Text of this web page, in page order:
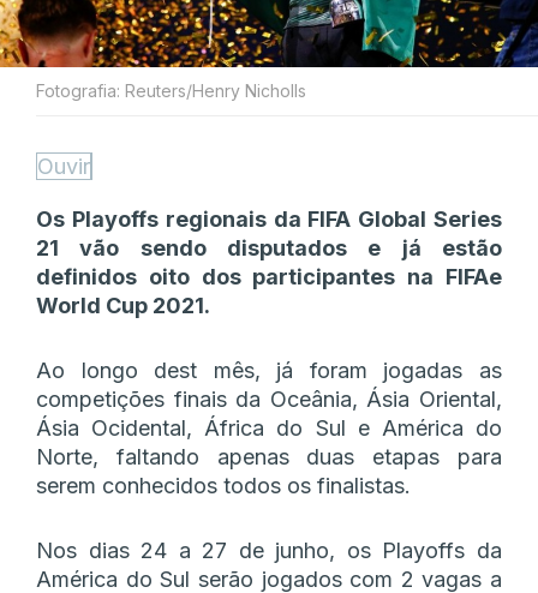
Fotografia: Reuters/Henry Nicholls
Ouvir
Os Playoffs regionais da FIFA Global Series
21 vão sendo disputados e já estão
definidos oito dos participantes na FIFAe
World Cup 2021.
Ao longo dest mês, já foram jogadas as
competições finais da Oceânia, Ásia Oriental,
Ásia Ocidental, África do Sul e América do
Norte, faltando apenas duas etapas para
serem conhecidos todos os finalistas.
Nos dias 24 a 27 de junho, os Playoffs da
América do Sul serão jogados com 2 vagas a